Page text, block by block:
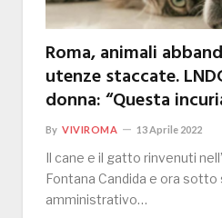
Roma, animali
utenze staccate.
donna: “Questa
By VIVIROMA 13 Aprile 2022
Il cane e il gatto rinvenuti
Fontana Candida e ora
amministrativo…